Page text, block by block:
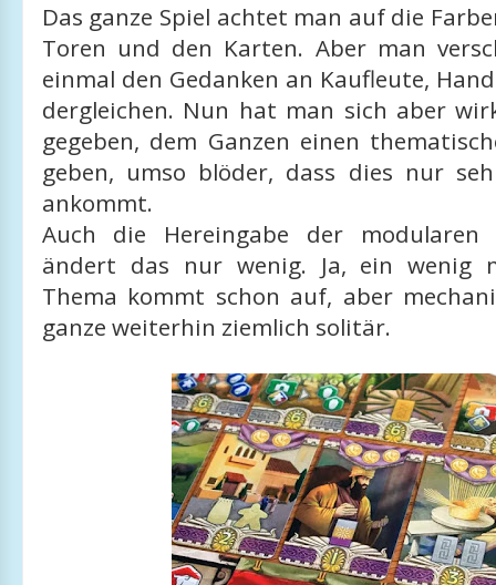
Das ganze Spiel achtet man auf die
Toren und den Karten. Aber man
einmal den Gedanken an Kaufleute,
dergleichen. Nun hat man sich aber
gegeben, dem Ganzen einen
geben, umso blöder, dass dies nur
ankommt.
Auch die Hereingabe der modularen
ändert das nur wenig. Ja, ein wenig
Thema kommt schon auf, aber
ganze weiterhin ziemlich solitär.